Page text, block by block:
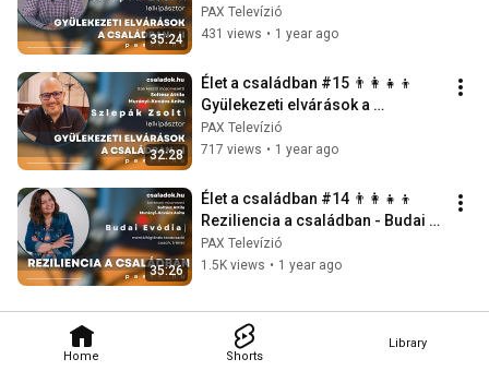
Home Shorts
Library
35:24
családban #2 - Szlepák Zsolt
PAX Televízió
431 views • 1 year ago
32:28
Élet a családban #15 👨‍👩‍👧‍👦
Gyülekezeti elvárások a
családban #1 - Szlepák Zsolt
PAX Televízió
717 views • 1 year ago
35:26
Élet a családban #14 👨‍👩‍👧‍👦
Reziliencia a családban - Budai
Evódia
PAX Televízió
1.5K views • 1 year ago